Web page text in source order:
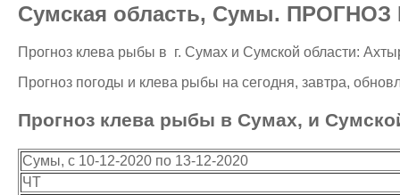
Сумская область, Сумы.
Прогноз клева рыбы в г. Сумах и Сумской области:
Прогноз погоды и клева рыбы на сегодня, завтра,
Прогноз клева рыбы в Сумах, и
Сумы, с 10-12-2020 по 13-12-2020
ЧТ